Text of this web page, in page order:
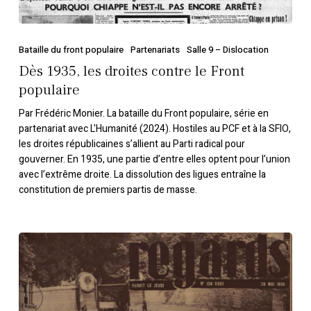
populaire
Bataille du front populaire Partenariats Salle 9 – Dislocation
Dès 1935, les droites contre le Front
populaire
Par Frédéric Monier. La bataille du Front populaire, série en
partenariat avec L'Humanité (2024). Hostiles au PCF et à la SFIO,
les droites républicaines s’allient au Parti radical pour
gouverner. En 1935, une partie d’entre elles optent pour l’union
avec l’extrême droite. La dissolution des ligues entraîne la
constitution de premiers partis de masse.
Il
était
une
fois
la